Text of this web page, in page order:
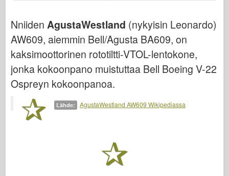
Ilmavoimat
AZ-malli
Musta koira
Bronco
Kyberharrastus
Nniiden AgustaWestland (nykyisin Leonardo)
AW609, aiemmin Bell/Agusta BA609, on
kaksimoottorinen rototiltti-VTOL-lentokone,
jonka kokoonpano muistuttaa Bell Boeing V-22
Ospreyn kokoonpanoa.
Lähde: AgustaWestland AW609 Wikipediassa